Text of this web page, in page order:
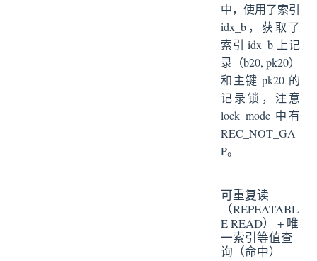
中，使用了索引
idx_b，获取了
索引 idx_b 上记
录（b20, pk20）
和主键 pk20 的
记录锁，注意
lock_mode 中有
REC_NOT_GA
P。
可重复读
（REPEATABL
E READ） + 唯
一索引等值查
询（命中）